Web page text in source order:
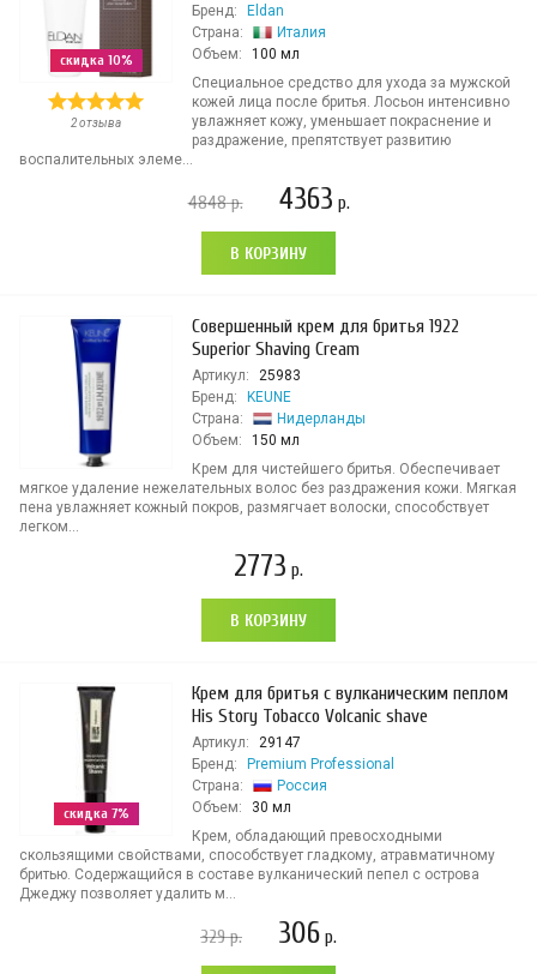
скидка 10%
2 отзыва
Бренд:
Eldan
Страна:
Италия
Объем:
100 мл
Специальное средство для ухода за мужской
кожей лица после бритья. Лосьон интенсивно
увлажняет кожу, уменьшает покраснение и
раздражение, препятствует развитию
воспалительных элеме...
4848р. 4363 р.
В КОРЗИНУ
Совершенный крем для бритья 1922
Superior Shaving Cream
Артикул:
25983
Бренд:
KEUNE
Страна:
Нидерланды
Объем:
150 мл
Крем для чистейшего бритья. Обеспечивает
мягкое удаление нежелательных волос без раздражения кожи. Мягкая
пена увлажняет кожный покров, размягчает волоски, способствует
легком...
2773 р.
В КОРЗИНУ
скидка 7%
Крем для бритья с вулканическим пеплом
His Story Tobacco Volcanic shave
Артикул:
29147
Бренд:
Premium Professional
Страна:
Россия
Объем:
30 мл
Крем, обладающий превосходными
скользящими свойствами, способствует гладкому, атравматичному
бритью. Содержащийся в составе вулканический пепел с острова
Джеджу позволяет удалить м...
329р. 306 р.